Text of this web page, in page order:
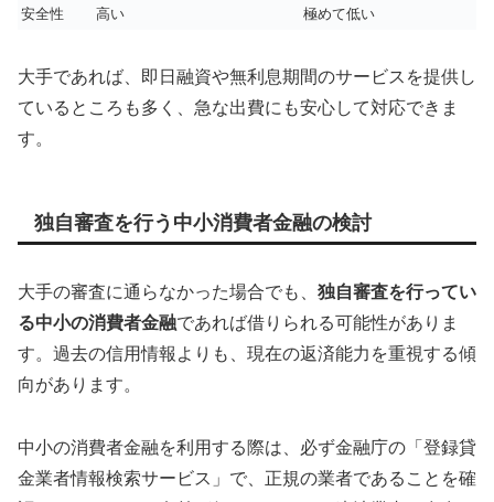
安全性
高い 極めて低い
大手であれば、即日融資や無利息期間のサービスを提供し
ているところも多く、急な出費にも安心して対応できま
す。
独自審査を行う中小消費者金融の検討
大手の審査に通らなかった場合でも、 独自審査を行ってい
る中小の消費者金融であれば借りられる可能性がありま
す。過去の信用情報よりも、現在の返済能力を重視する傾
向があります。
中小の消費者金融を利用する際は、必ず金融庁の「登録貸
金業者情報検索サービス」で、正規の業者であることを確